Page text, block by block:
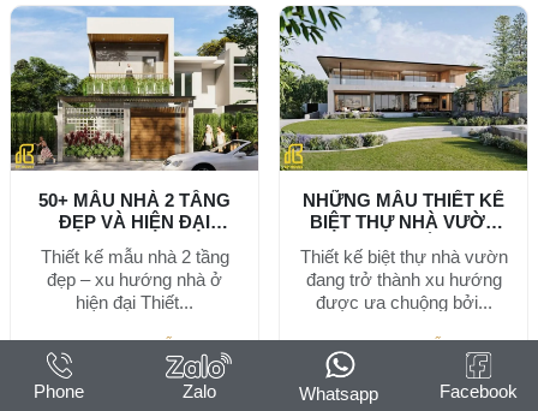
50+ MẪU NHÀ 2 TẦNG
ĐẸP VÀ HIỆN ĐẠI
TRONG...
Thiết kế mẫu nhà 2 tầng
đẹp – xu hướng nhà ở
hiện đại Thiết...
NHỮNG MẪU THIẾT KẾ
BIỆT THỰ NHÀ VƯỜN
Thiết kế biệt thự nhà vườn
đang trở thành xu hướng
được ưa chuộng bởi...
Phone Zalo Whatsapp Facebook